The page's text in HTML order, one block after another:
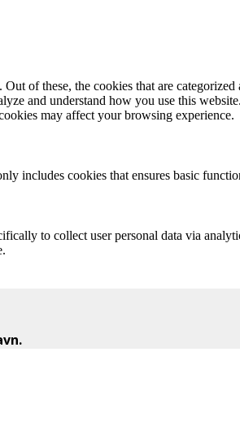
of these, the cookies that are categorized
and understand how you use this
may affect your browsing experience.
includes cookies that ensures basic
to collect user personal data via